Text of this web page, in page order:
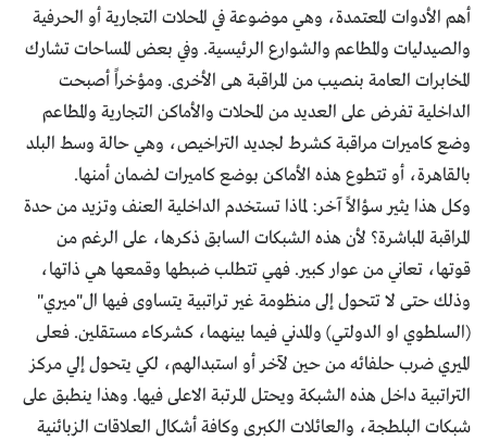
أهم الأدوات المعتمدة، وهي موضوعة في المحلات التجارية أو الحرفية
والصيدليات والمطاعم والشوارع الرئيسية. وفي بعض المساحات تشارك
المخابرات العامة بنصيب من المراقبة هى الأخرى. ومؤخراً أصبحت
الداخلية تفرض على العديد من المحلات والأماكن التجارية والمطاعم
وضع كاميرات مراقبة كشرط لجديد التراخيص، وهي حالة وسط البلد
بالقاهرة، أو تتطوع هذه الأماكن بوضع كاميرات لضمان أمنها.
وكل هذا يثير سؤالاً آخر: لماذا تستخدم الداخلية العنف وتزيد من حدة
المراقبة المباشرة؟ لأن هذه الشبكات السابق ذكرها، على الرغم من
قوتها، تعاني من عوار كبير. فهي تتطلب ضبطها وقمعها هي ذاتها،
وذلك حتى لا تتحول إلى منظومة غير تراتبية يتساوى فيها ال"ميري"
(السلطوي او الدولتي) والمدني فيما بينهما، كشركاء مستقلين. فعلى
الميري ضرب حلفائه من حين لآخر أو استبدالهم، لكي يتحول إلي مركز
التراتبية داخل هذه الشبكة ويحتل المرتبة الاعلى فيها. وهذا ينطبق على
شبكات البلطجة، والعائلات الكبرى وكافة أشكال العلاقات الزبائنية